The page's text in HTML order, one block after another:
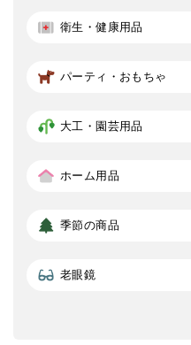
衛生・健康用品
パーティ・おもちゃ
大工・園芸用品
ホーム用品
季節の商品
老眼鏡